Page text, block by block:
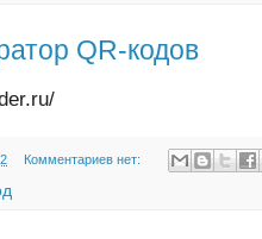
QR-кодов
Комментариев нет: